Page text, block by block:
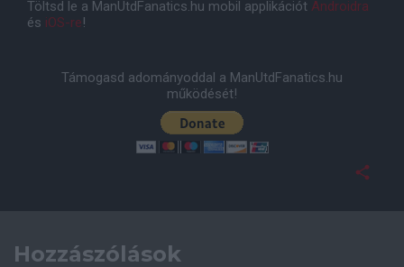
Töltsd le a ManUtdFanatics.hu mobil applikációt Androidra
és iOS-re!
Támogasd adományoddal a ManUtdFanatics.hu
működését!
Hozzászólások